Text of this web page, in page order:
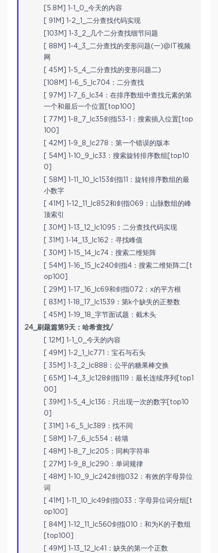
[5.8M] 1-1_0_今天的内容
[ 91M] 1-2_1_二分查找代码实现
[103M] 1-3_2_几个二分查找细节问题
[ 88M] 1-4_3_二分查找的变形问题(一)@IT视频
网
[ 45M] 1-5_4_二分查找的变形问题二)
[108M] 1-6_5_lc704：二分查找
[ 97M] 1-7_6_lc34：在排序数组中查找元素的第
一个和最后一个位置[top100]
[ 77M] 1-8_7_lc35剑指53-1：搜索插入位置[top
100]
[ 42M] 1-9_8_lc278：第一个错误的版本
[ 54M] 1-10_9_lc33：搜索旋转排序数组[top10
0]
[ 58M] 1-11_10_lc153剑指11：旋转排序数组的最
小数字
[ 41M] 1-12_11_lc852和剑指069：山脉数组的峰
顶索引
[ 30M] 1-13_12_lc1095：二分查找代码实现
[ 31M] 1-14_13_lc162：寻找峰值
[ 30M] 1-15_14_lc74：搜索二维矩阵
[ 54M] 1-16_15_lc240剑指4：搜索二维矩阵二[t
op100]
[ 29M] 1-17_16_lc69和剑指072：x的平方根
[ 83M] 1-18_17_lc1539：第k个缺失的正整数
[ 45M] 1-19_18_字节面试题：截木头
24_刷题篇第9天：哈希查找/
[ 12M] 1-1_0_今天的内容
[ 49M] 1-2_1_lc771：宝石与石头
[ 35M] 1-3_2_lc888：公平的糖果棒交换
[ 65M] 1-4_3_lc128剑指119：最长连续序列[top1
00]
[ 39M] 1-5_4_lc136：只出现一次的数字[top10
0]
[ 31M] 1-6_5_lc389：找不同
[ 58M] 1-7_6_lc554：砖墙
[ 48M] 1-8_7_lc205：同构字符串
[ 27M] 1-9_8_lc290：单词规律
[ 48M] 1-10_9_lc242剑指032：有效的字母异位
词
[ 41M] 1-11_10_lc49剑指033：字母异位词分组[t
op100]
[ 84M] 1-12_11_lc560剑指010：和为K的子数组
[top100]
[ 49M] 1-13_12_lc41：缺失的第一个正数